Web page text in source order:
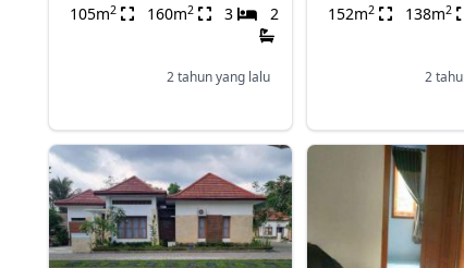
105m2 160m2 3 2
2 tahun yang lalu
152m2 138m2
2